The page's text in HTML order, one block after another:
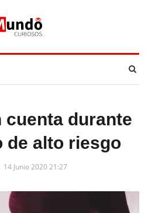
cuenta durante
de alto riesgo
14 Junio 2020 21:27